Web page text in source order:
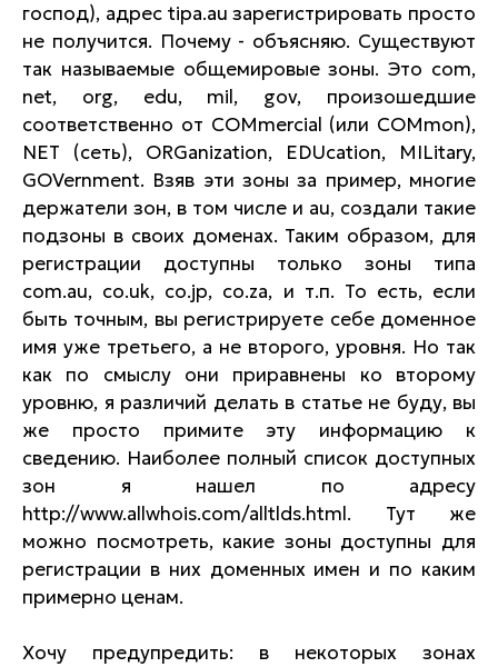
господ), адрес tipa.au зарегистрировать просто
не получится. Почему - объясняю. Существуют
так называемые общемировые зоны. Это com,
net, org, edu, mil, gov, произошедшие
соответственно от COMmercial (или COMmon),
NET (сеть), ORGanization, EDUcation, MILitary,
GOVernment. Взяв эти зоны за пример, многие
держатели зон, в том числе и au, создали такие
подзоны в своих доменах. Таким образом, для
регистрации доступны только зоны типа
com.au, co.uk, co.jp, co.za, и т.п. То есть, если
быть точным, вы регистрируете себе доменное
имя уже третьего, а не второго, уровня. Но так
как по смыслу они приравнены ко второму
уровню, я различий делать в статье не буду, вы
же просто примите эту информацию к
сведению. Наиболее полный список доступных
зон я нашел по адресу
http://www.allwhois.com/alltlds.html. Тут же
можно посмотреть, какие зоны доступны для
регистрации в них доменных имен и по каким
примерно ценам.
Хочу предупредить: в некоторых зонах